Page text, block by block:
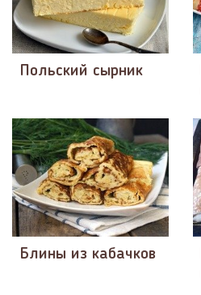
Польский сырник
Блины из кабачков